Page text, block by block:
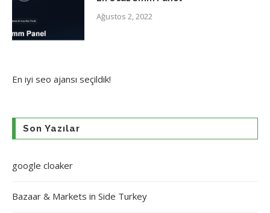
Ağustos 2, 2022
En iyi seo ajansı seçildik!
Son Yazılar
google cloaker
Bazaar & Markets in Side Turkey